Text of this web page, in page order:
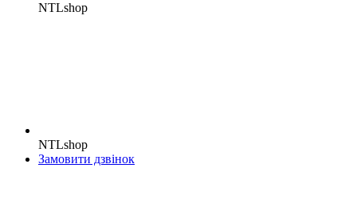
NTLshop
NTLshop
Замовити дзвінок